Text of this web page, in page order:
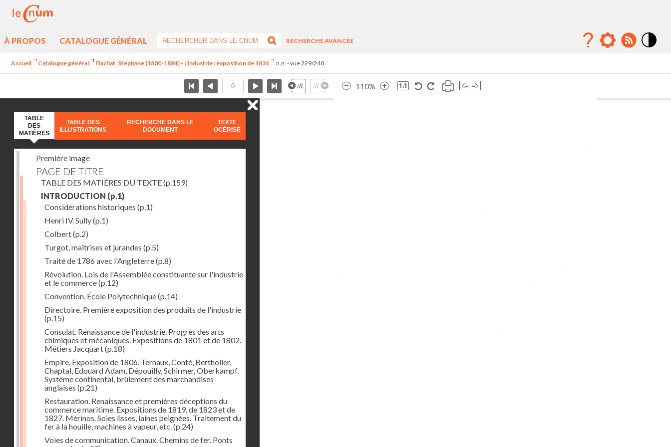
À PROPOS CATALOGUE GÉNÉRAL
RECHERCHE AVANCÉE
Accueil Catalogue général Flachat, Stéphane (1800-1884) - L'industrie : exposition de 1834 n.n. - vue 229/240
110%
TABLE
DES
MATIÈRES
TABLE DES
ILLUSTRATIONS
RECHERCHE DANS LE
DOCUMENT
TEXTE
OCÉRISÉ
Première image
PAGE DE TITRE
TABLE DES MATIÈRES DU TEXTE(p.159)
INTRODUCTION (p.1)
Considérations historiques (p.1)
Henri IV. Sully(p.1)
Colbert(p.2)
Turgot, maîtrises et jurandes (p.5)
Traité de 1786 avec l'Angleterre(p.8)
Révolution. Lois de l'Assemblée constituante sur l'industrie
et le commerce(p.12)
Convention. École Polytechnique(p.14)
Directoire. Première exposition des produits de l'industrie
(p.15)
Consulat. Renaissance de l'industrie. Progrès des arts
chimiques et mécaniques. Expositions de 1801 et de 1802.
Métiers Jacquart(p.18)
Empire. Exposition de 1806. Ternaux, Conté, Bertholler,
Chaptal, Edouard Adam, Dépouilly, Schirmer, Oberkampf.
Système continental, brûlement des marchandises
anglaises (p.21)
Restauration. Renaissance et premières déceptions du
commerce maritime. Expositions de 1819, de 1823 et de
1827. Mérinos. Soies lisses, laines peignées. Traitement du
fer à la houille, machines à vapeur, etc.(p.24)
Voies de communication. Canaux. Chemins de fer. Ponts